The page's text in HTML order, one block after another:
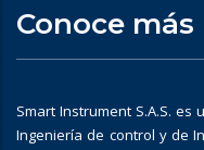
Conoce más
Smart Instrument S.A.S.
Ingeniería de control y de